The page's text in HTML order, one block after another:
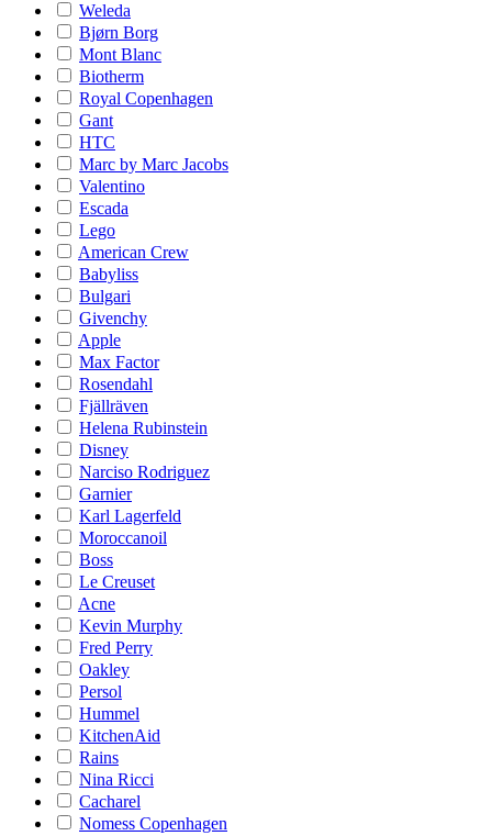
Weleda
Bjørn Borg
Mont Blanc
Biotherm
Royal Copenhagen
Gant
HTC
Marc by Marc Jacobs
Valentino
Escada
Lego
American Crew
Babyliss
Bulgari
Givenchy
Apple
Max Factor
Rosendahl
Fjällräven
Helena Rubinstein
Disney
Narciso Rodriguez
Garnier
Karl Lagerfeld
Moroccanoil
Boss
Le Creuset
Acne
Kevin Murphy
Fred Perry
Oakley
Persol
Hummel
KitchenAid
Rains
Nina Ricci
Cacharel
Nomess Copenhagen